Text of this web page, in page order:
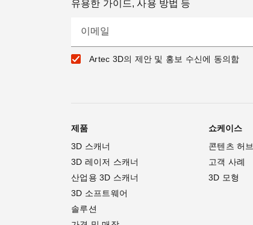
유용한 가이드, 사용 방법 등
이메일
Artec 3D의 제안 및 홍보 수신에 동의함
제품
3D 스캐너
3D 레이저 스캐너
산업용 3D 스캐너
3D 소프트웨어
솔루션
쇼케이스
콘텐츠 허브
고객 사례
3D 모형